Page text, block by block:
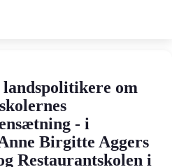
om
- i
Birgitte Aggers
Restaurantskolen i